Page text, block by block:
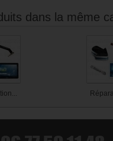
dans la même